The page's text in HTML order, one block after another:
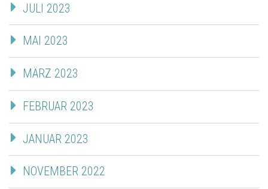
JULI 2023
MAI 2023
MÄRZ 2023
FEBRUAR 2023
JANUAR 2023
NOVEMBER 2022